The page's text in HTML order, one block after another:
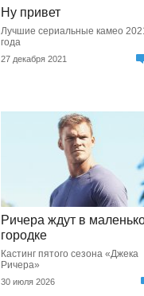
Ну привет
Лучшие сериальные камео
года
27 декабря 2021
Ричера ждут в
городке
Кастинг пятого сезона «Джека
Ричера»
30 июля 2026